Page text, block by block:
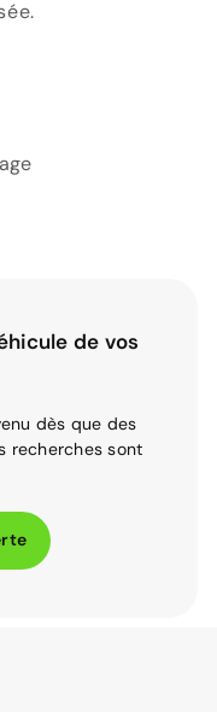
de vos
dès que des
recherches sont